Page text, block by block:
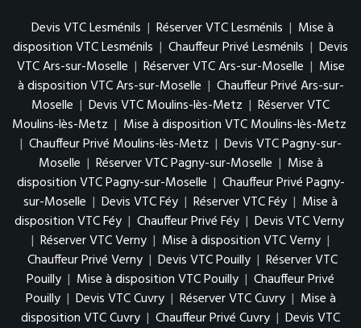
Devis VTC Lesménils | Réserver VTC Lesménils | Mise à
disposition VTC Lesménils | Chauffeur Privé Lesménils | Devis
VTC Ars-sur-Moselle | Réserver VTC Ars-sur-Moselle | Mise
à disposition VTC Ars-sur-Moselle | Chauffeur Privé Ars-sur-
Moselle | Devis VTC Moulins-lès-Metz | Réserver VTC
Moulins-lès-Metz | Mise à disposition VTC Moulins-lès-Metz
| Chauffeur Privé Moulins-lès-Metz | Devis VTC Pagny-sur-
Moselle | Réserver VTC Pagny-sur-Moselle | Mise à
disposition VTC Pagny-sur-Moselle | Chauffeur Privé Pagny-
sur-Moselle | Devis VTC Féy | Réserver VTC Féy | Mise à
disposition VTC Féy | Chauffeur Privé Féy | Devis VTC Verny
| Réserver VTC Verny | Mise à disposition VTC Verny |
Chauffeur Privé Verny | Devis VTC Pouilly | Réserver VTC
Pouilly | Mise à disposition VTC Pouilly | Chauffeur Privé
Pouilly | Devis VTC Cuvry | Réserver VTC Cuvry | Mise à
disposition VTC Cuvry | Chauffeur Privé Cuvry | Devis VTC